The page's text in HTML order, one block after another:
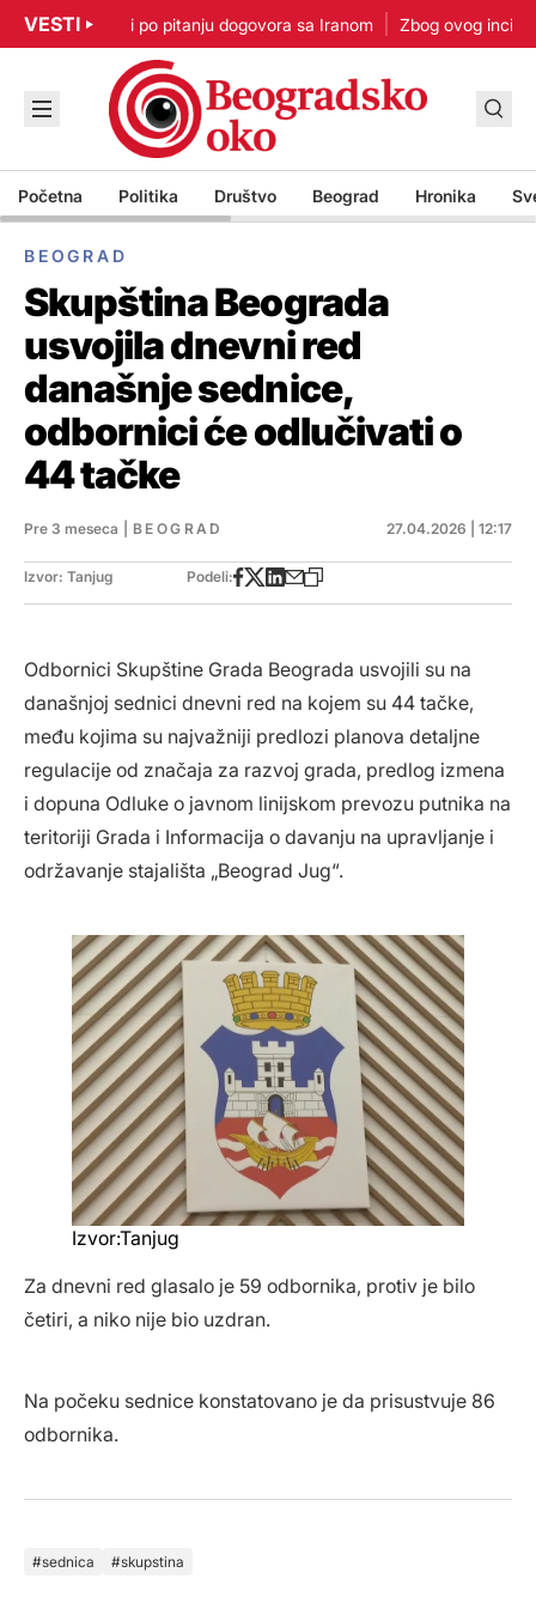
VESTI
Nisam u žurbi po pitanju dogovora sa Iranom Zbog ovog
Početna Politika Društvo Beograd Hronika
BEOGRAD
Skupština Beograda
usvojila dnevni red
današnje sednice,
odbornici će odlučivati o
44 tačke
Pre 3 meseca BEOGRAD 27.04.2026 | 12:17
Izvor: Tanjug Podeli:
Odbornici Skupštine Grada Beograda usvojili su na
današnjoj sednici dnevni red na kojem su 44 tačke,
među kojima su najvažniji predlozi planova detaljne
regulacije od značaja za razvoj grada, predlog izmena
i dopuna Odluke o javnom linijskom prevozu putnika na
teritoriji Grada i Informacija o davanju na upravljanje i
održavanje stajališta „Beograd Jug“.
Izvor:Tanjug
Za dnevni red glasalo je 59 odbornika, protiv je bilo
četiri, a niko nije bio uzdran.
Na počeku sednice konstatovano je da prisustvuje 86
odbornika.
sednica skupstina